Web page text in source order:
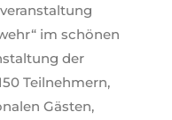
im schönen
der
Teilnehmern,
Gästen,